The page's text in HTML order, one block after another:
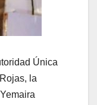
Única
la